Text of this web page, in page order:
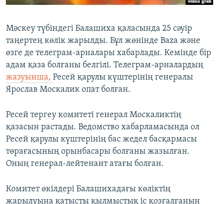
Мәскеу түбіндегі Балашиха қаласында 25 сәуір
таңертең көлік жарылды. Бұл жөнінде Baza және
өзге де телеграм-арналары хабарлады. Кемінде бір
адам қаза болғаны белгілі. Телеграм-арналардың
жазуынша, Ресей қарулы күштерінің генералы
Ярослав Москалик опат болған.
Ресей тергеу комитеті генерал Москаликтің
қазасын растады. Ведомство хабарламасында ол
Ресей қарулы күштерінің бас жедел басқармасы
төрағасының орынбасары болғаны жазылған.
Оның генерал-лейтенант атағы болған.
Комитет өкілдері Балашихадағы көліктің
жарылуына қатысты қылмыстық іс қозғалғанын